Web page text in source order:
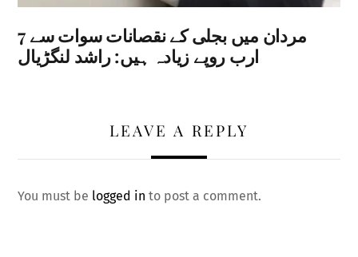
مردان میں بجلی کے نقصانات سوات سے 7
ارب روپے زیادہ ہیں: راشد لنگڑیال
LEAVE A REPLY
You must be logged in to post a comment.